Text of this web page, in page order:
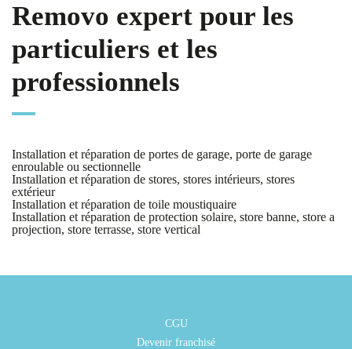
Removo expert pour les
particuliers et les
professionnels
Installation et réparation de portes de garage, porte de garage
enroulable ou sectionnelle
Installation et réparation de stores, stores intérieurs, stores
extérieur
Installation et réparation de toile moustiquaire
Installation et réparation de protection solaire, store banne, store a
projection, store terrasse, store vertical
CGU
Devenir franchisé